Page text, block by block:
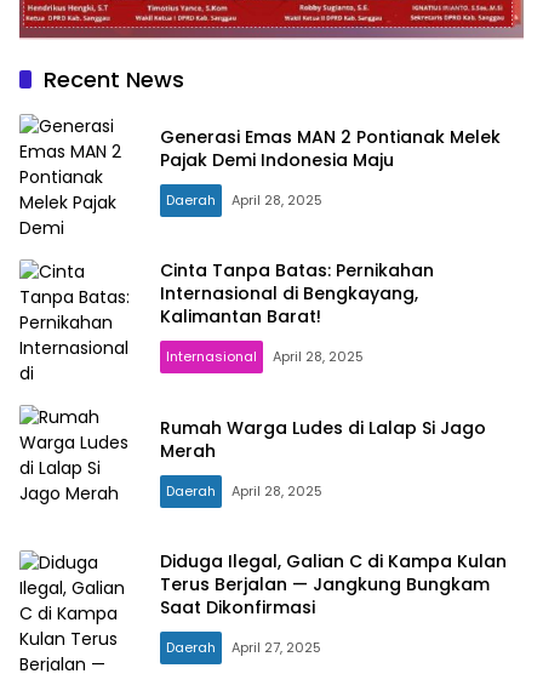
Recent News
Generasi Emas MAN 2 Pontianak Melek
Pajak Demi Indonesia Maju
Daerah April 28, 2025
Cinta Tanpa Batas: Pernikahan
Internasional di Bengkayang,
Kalimantan Barat!
Internasional April 28, 2025
Rumah Warga Ludes di Lalap Si Jago
Merah
Daerah April 28, 2025
mentarikhatulistiwaDiduga Ilegal, Galian C di Kampa Kulan
Terus Berjalan — Jangkung Bungkam
Saat Dikonfirmasi
Daerah April 27, 2025